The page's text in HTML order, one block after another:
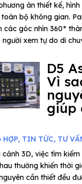
án thiết kế,
bộ không gian.
các góc nhìn 360°
xem tự do di
D5
Vì
giúp
, TIN TỨC, TƯ
3D, việc tìm
thường khiến thời
cần thiết đều